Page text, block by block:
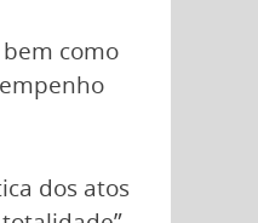
como
dos atos